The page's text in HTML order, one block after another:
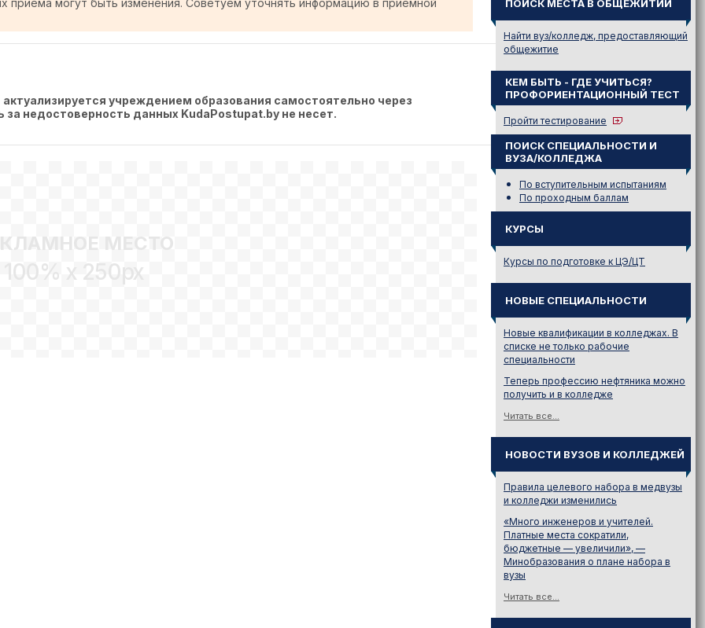
приема могут быть изменения. Советуем уточнять информацию в приемной
учреждением образования самостоятельно через
за недостоверность данных KudaPostupat.by не несет.
МЕСТО
100% x 250px
ПОИСК МЕСТА В ОБЩЕЖИТИИ
Найти вуз/колледж, предоставляющий
общежитие
КЕМ БЫТЬ - ГДЕ УЧИТЬСЯ?
ПРОФОРИЕНТАЦИОННЫЙ ТЕСТ
Пройти тестирование
ПОИСК СПЕЦИАЛЬНОСТИ И
ВУЗА/КОЛЛЕДЖА
По вступительным испытаниям
По проходным баллам
КУРСЫ
Курсы по подготовке к ЦЭ/ЦТ
НОВЫЕ СПЕЦИАЛЬНОСТИ
Новые квалификации в колледжах. В
списке не только рабочие
специальности
Теперь профессию нефтяника можно
получить и в колледже
Читать все...
НОВОСТИ ВУЗОВ И КОЛЛЕДЖЕЙ
Правила целевого набора в медвузы
и колледжи изменились
«Много инженеров и учителей.
Платные места сократили,
бюджетные — увеличили», —
Минобразования о плане набора в
вузы
Читать все...